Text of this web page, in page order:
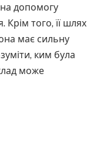
на допомогу
того, її шлях
має сильну
ким була
може